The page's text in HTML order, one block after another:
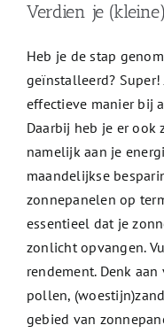
Verdien je
Heb je de stap
geïnstalleerd? Super!
effectieve manier bij
Daarbij heb je er
namelijk aan je
maandelijkse
zonnepanelen op
essentieel dat je
zonlicht opvangen.
rendement. Denk
pollen,
gebied van